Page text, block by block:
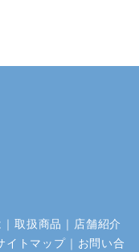
｜ 取扱商品 ｜ 店舗紹介
イトマップ｜ お問い合